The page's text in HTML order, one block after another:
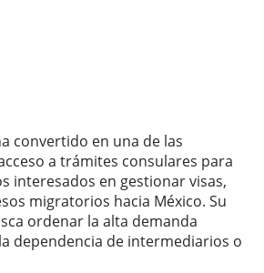
convertido en una de las
a trámites consulares para
interesados en gestionar visas,
migratorios hacia México. Su
ordenar la alta demanda
dependencia de intermediarios o